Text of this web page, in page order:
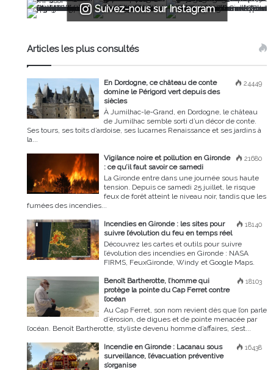
Suivez-nous sur Instagram
Articles les plus consultés
24449
En Dordogne, ce château de conte
domine le Périgord vert depuis des
siècles
À Jumilhac-le-Grand, en Dordogne, le château
de Jumilhac semble sorti d’un décor de conte.
Ses tours, ses toits d’ardoise, ses lucarnes Renaissance et ses jardins à
la...
21680
Vigilance noire et pollution en Gironde
: ce qu’il faut savoir ce samedi
La Gironde entre dans une journée sous haute
tension. Depuis ce samedi 25 juillet, le risque
feux de forêt atteint le niveau noir, tandis que les
fumées des incendies...
18140
Incendies en Gironde : les sites pour
suivre l’évolution du feu en temps réel
Découvrez les cartes et outils pour suivre
l’évolution des incendies en Gironde : NASA
FIRMS, FeuxGironde, Windy et Google Maps.
18103
Benoît Bartherotte, l’homme qui
protège la pointe du Cap Ferret contre
l’océan
Au Cap Ferret, son nom revient dès que l’on parle
d’érosion, de digues et de pointe menacée par
l’océan. Benoît Bartherotte, styliste devenu homme d’affaires, s’est...
16438
Incendie en Gironde : Lacanau sous
surveillance, l’évacuation préventive
s’organise